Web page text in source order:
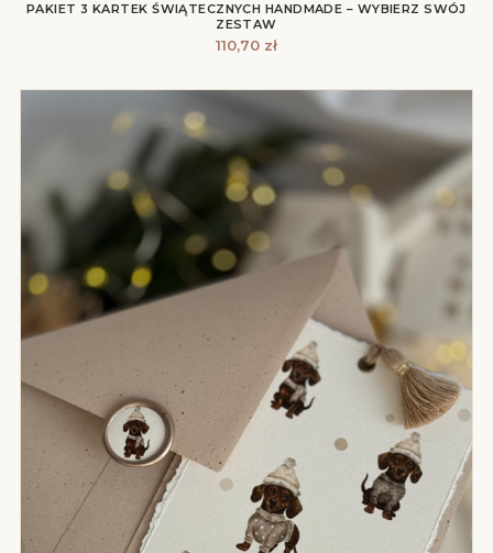
PAKIET 3 KARTEK ŚWIĄTECZNYCH HANDMADE – WYBIERZ SWÓJ
ZESTAW
110,70 zł